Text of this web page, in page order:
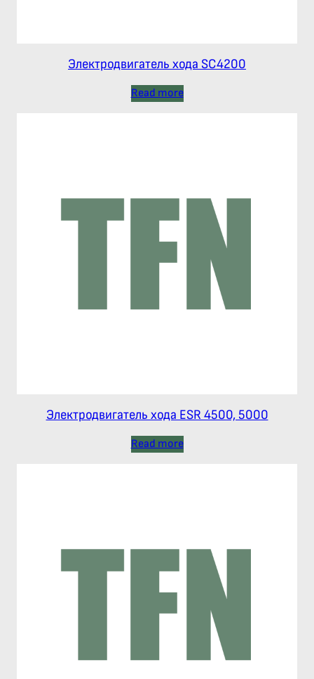
Электродвигатель хода SC4200
Read more
Электродвигатель хода ESR 4500, 5000
Read more